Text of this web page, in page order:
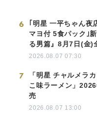
6
｢明星 一平ちゃん夜
マヨ付 5食パック｣
る男篇』8月7日(金)
2026.08.07 07:30
7
「明星 チャルメラ
こ味ラーメン」
売
2026.08.07 13:00